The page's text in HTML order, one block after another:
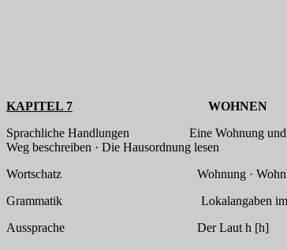
KAPITEL 7 WOHNEN
Sprachliche Handlungen Eine Wohnung und die
Weg beschreiben · Die Hausordnung lesen
Wortschatz Wohnung · Wohnlage ·
Grammatik Lokalangaben im Dativ ·
Aussprache Der Laut h [h]